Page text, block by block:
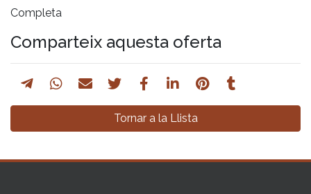
Completa
Comparteix aquesta oferta
Tornar a la Llista